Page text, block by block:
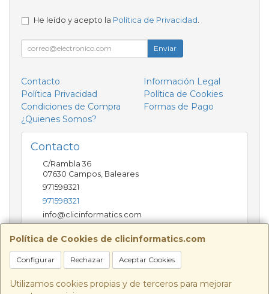
Política de Cookies de clicinformatics.com
Configurar Rechazar Aceptar Cookies
Utilizamos cookies propias y de terceros para mejorar
He leído y acepto la Política de Privacidad
Enviar
Contacto
Información Legal
Política Privacidad
Política de Cookies
Condiciones de Compra
Formas de Pago
¿Quienes Somos?
Contacto
C/Rambla 36
07630 Campos Baleares
971598321
971598321
info@clicinformatics.com
Horario
De lunes a viernes 9:00-13:30/16:00-19:30 Sábados
10:00-13:00